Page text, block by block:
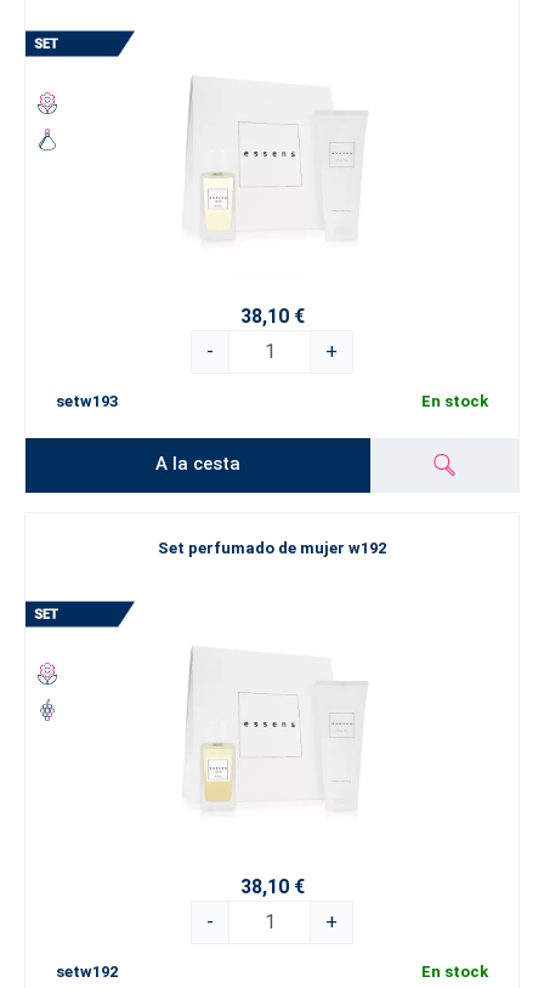
38,10 €
-
+
setw193 En stock
A la cesta
Set perfumado de mujer w192
38,10 €
-
+
setw192 En stock